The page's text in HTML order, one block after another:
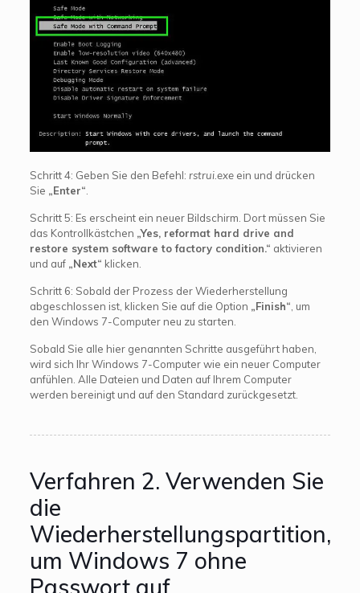
Schritt 4: Geben Sie den Befehl: rstrui.exeein und drücken
Sie „Enter“
Schritt 5: Es erscheint ein neuer Bildschirm. Dort müssen Sie
das Kontrollkästchen „Yes, reformat hard drive and
restore system software to factory condition.“ aktivieren
und auf „Next“ klicken.
Schritt 6: Sobald der Prozess der Wiederherstellung
abgeschlossen ist, klicken Sie auf die Option „Finish“ , um
den Windows 7-Computer neu zu starten.
Sobald Sie alle hier genannten Schritte ausgeführt haben,
wird sich Ihr Windows 7-Computer wie ein neuer Computer
anfühlen. Alle Dateien und Daten auf Ihrem Computer
werden bereinigt und auf den Standard zurückgesetzt.
Verfahren 2. Verwenden Sie
die
Wiederherstellungspartition,
um Windows 7 ohne
Passwort auf